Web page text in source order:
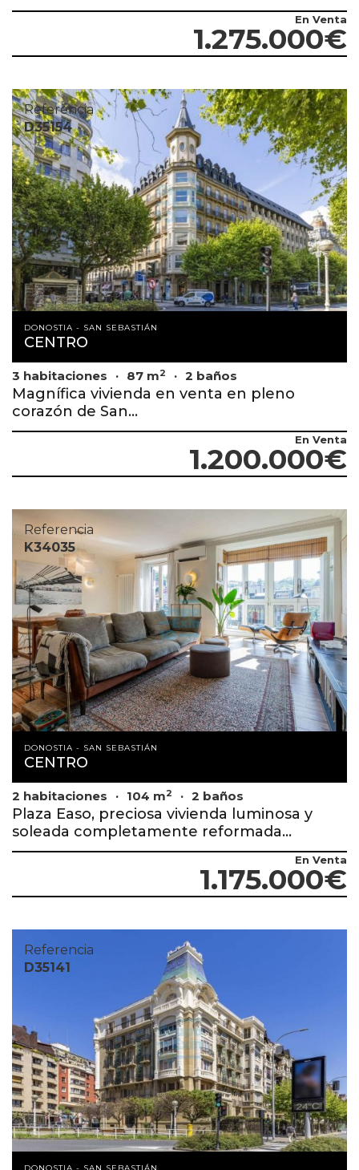
En Venta
1.275.000€
Referencia
D35154
DONOSTIA - SAN SEBASTIÁN
CENTRO
3 habitaciones 87 m2 2 baños
Magnífica vivienda en venta en pleno
corazón de San...
En Venta
1.200.000€
Referencia
K34035
DONOSTIA - SAN SEBASTIÁN
CENTRO
2 habitaciones 104 m2 2 baños
Plaza Easo, preciosa vivienda luminosa y
soleada completamente reformada...
En Venta
1.175.000€
Referencia
D35141